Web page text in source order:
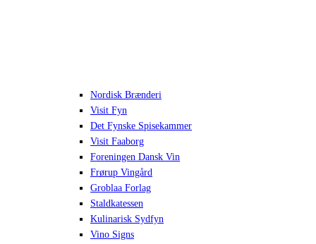
Nordisk Brænderi
Visit Fyn
Det Fynske Spisekammer
Visit Faaborg
Foreningen Dansk Vin
Frørup Vingård
Groblaa Forlag
Staldkatessen
Kulinarisk Sydfyn
Vino Signs